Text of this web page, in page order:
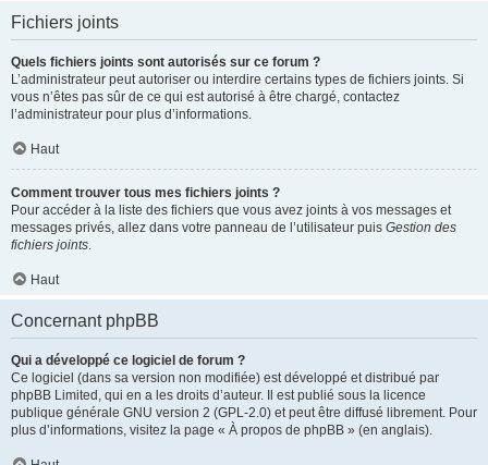
Fichiers joints
Quels fichiers joints sont autorisés sur ce forum ?
L’administrateur peut autoriser ou interdire certains types de fichiers joints. Si
vous n’êtes pas sûr de ce qui est autorisé à être chargé, contactez
l’administrateur pour plus d’informations.
Haut
Comment trouver tous mes fichiers joints ?
Pour accéder à la liste des fichiers que vous avez joints à vos messages et
messages privés, allez dans votre panneau de l’utilisateur puis Gestion des
fichiers joints.
Haut
Concernant phpBB
Qui a développé ce logiciel de forum ?
Ce logiciel (dans sa version non modifiée) est développé et distribué par
phpBB Limited , qui en a les droits d’auteur. Il est publié sous la licence
publique générale GNU version 2 (GPL-2.0) et peut être diffusé librement. Pour
plus d’informations, visitez la page « À propos de phpBB » (en anglais).